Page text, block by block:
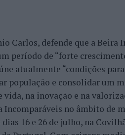
Carlos, defende que a Beira
período de “forte
atualmente “condições
população e consolidar um
na inovação e na
Incomparáveis no âmbito de
16 e 26 de julho, na